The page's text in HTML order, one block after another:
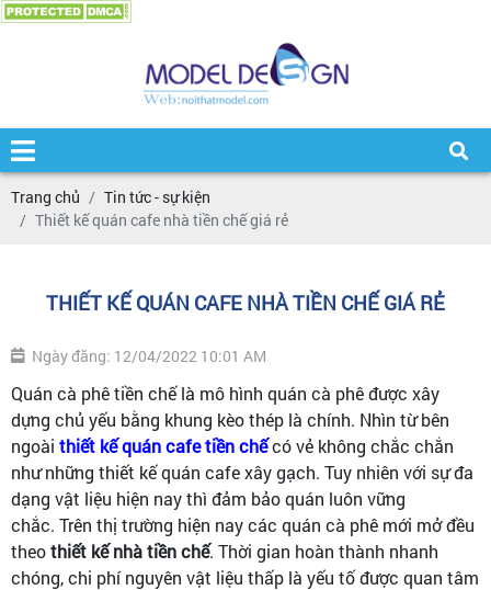
Trang chủ
Tin tức - sự kiện
Thiết kế quán cafe nhà tiền chế giá rẻ
THIẾT KẾ QUÁN CAFE NHÀ TIỀN CHẾ GIÁ RẺ
Ngày đăng: 12/04/2022 10:01 AM
Quán cà phê tiền chế là mô hình quán cà phê được xây
dựng chủ yếu bằng khung kèo thép là chính. Nhìn từ bên
ngoài thiết kế quán cafetiền chếcó vẻ không chắc chắn
như những thiết kế quán cafe xây gạch. Tuy nhiên với sự đa
dạng vật liệu hiện nay thì đảm bảo quán luôn vững
chắc. Trên thị trường hiện nay các quán cà phê mới mở đều
theothiết kế nhà tiền chế. Thời gian hoàn thành nhanh
chóng, chi phí nguyên vật liệu thấp là yếu tố được quan tâm